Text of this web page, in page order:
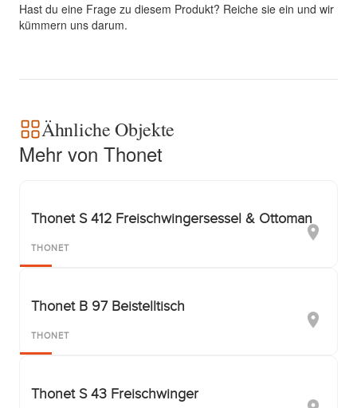
Hast du eine Frage zu diesem Produkt? Reiche sie ein und wir
kümmern uns darum.
Ähnliche Objekte
Mehr von Thonet
Thonet S 412 Freischwingersessel & Ottoman
THONET
Thonet B 97 Beistelltisch
THONET
Thonet S 43 Freischwinger